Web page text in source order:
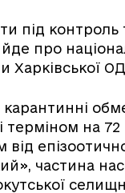
під
про
Харківської
на
від
частина